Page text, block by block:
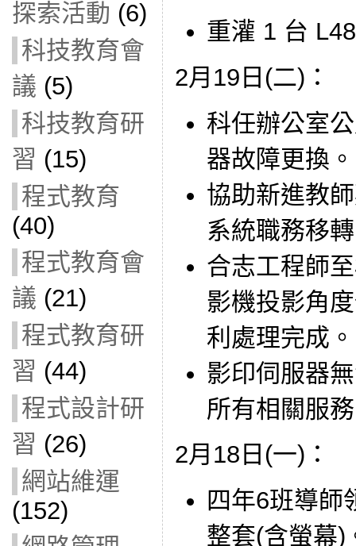
探索活動 (6)
科技教育會
議 (5)
科技教育研
習 (15)
程式教育
(40)
程式教育會
議 (21)
程式教育研
習 (44)
程式設計研
習 (26)
網站維運
(152)
重灌 1 台
2月19日(二)：
科任辦公室
器故障更換。
協助新進教
系統職務移
合志工程師
影機投影角
利處理完成。
影印伺服器
所有相關服
2月18日(一)：
四年6班導師
整套(含螢幕)